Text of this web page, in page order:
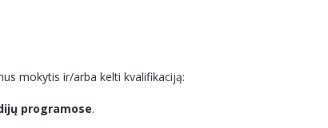
mokytis ir/arba kelti kvalifikaciją:
programose.